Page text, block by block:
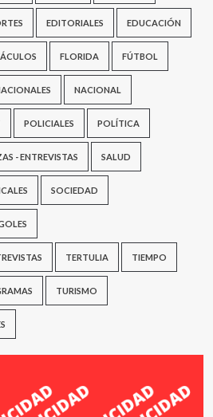
EDITORIALES EDUCACIÓN
FLORIDA FÚTBOL
NACIONAL
POLICIALES POLÍTICA
- ENTREVISTAS SALUD
SOCIEDAD
TERTULIA TIEMPO
TURISMO